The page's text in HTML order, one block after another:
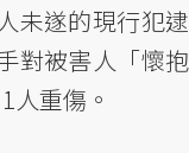
未遂的現行犯逮
對被害人「懷抱
人重傷。